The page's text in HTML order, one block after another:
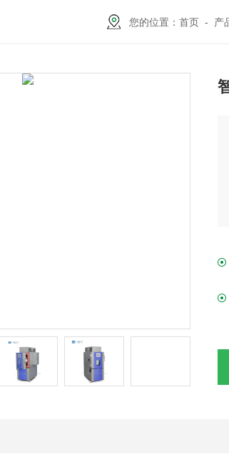
您的位置：首页 - 产